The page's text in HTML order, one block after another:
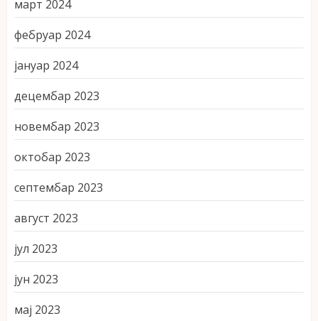
март 2024
фебруар 2024
јануар 2024
децембар 2023
новембар 2023
октобар 2023
септембар 2023
август 2023
јул 2023
јун 2023
мај 2023